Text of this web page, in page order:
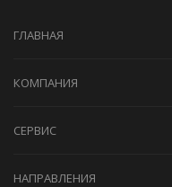
ГЛАВНАЯ
КОМПАНИЯ
СЕРВИС
НАПРАВЛЕНИЯ